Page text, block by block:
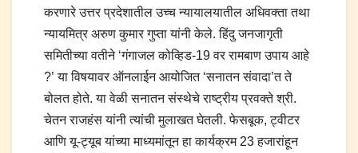
करणारे उत्तर प्रदेशातील उच्च न्यायालयातील अधिवक्ता तथा
न्यायमित्र अरुण कुमार गुप्ता यांनी केले. हिंदु जनजागृती
समितीच्या वतीने ‘गंगाजल कोव्हिड-19 वर रामबाण उपाय आहे
?’ या विषयावर ऑनलाईन आयोजित ‘सनातन संवादा’त ते
बोलत होते. या वेळी सनातन संस्थेचे राष्ट्रीय प्रवक्ते श्री.
चेतन राजहंस यांनी त्यांची मुलाखत घेतली. फेसबूक, ट्वीटर
आणि यू-ट्यूब यांच्या माध्यमांतून हा कार्यक्रम 23 हजारांहून